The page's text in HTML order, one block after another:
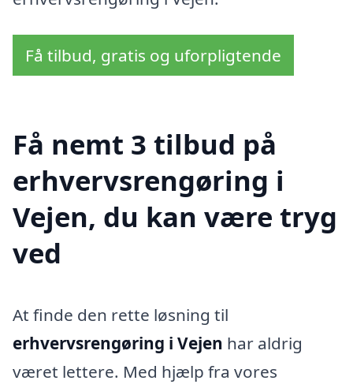
Få tilbud, gratis og uforpligtende
Få nemt 3 tilbud på
erhvervsrengøring i
Vejen, du kan være tryg
ved
At finde den rette løsning til
erhvervsrengøring i Vejen har aldrig
været lettere. Med hjælp fra vores